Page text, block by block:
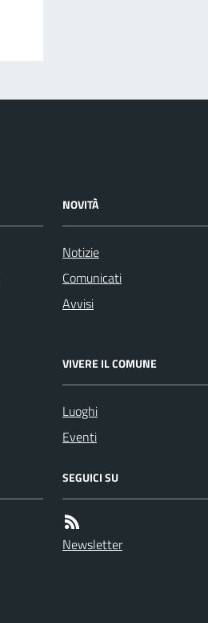
NOVITÀ
Notizie
Comunicati
Avvisi
VIVERE IL COMUNE
Luoghi
Eventi
SEGUICI SU
Newsletter